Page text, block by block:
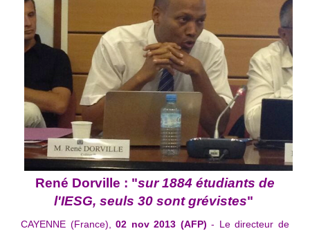
René Dorville : "sur 1884 étudiants de
l'IESG, seuls 30 sont grévistes"
CAYENNE (France),02 nov 2013 (AFP) - Le directeur de